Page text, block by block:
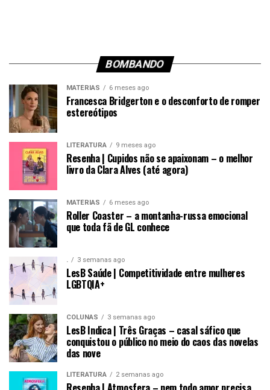
BOMBANDO
MATÉRIAS 6 meses ago
Francesca Bridgerton e o desconforto de romper
estereótipos
LITERATURA 9 meses ago
Resenha | Cupidos não se apaixonam – o melhor
livro da Clara Alves (até agora)
MATÉRIAS 6 meses ago
Roller Coaster – a montanha-russa emocional
que toda fã de GL conhece
. 3 semanas ago
LesB Saúde | Competitividade entre mulheres
LGBTQIA+
COLUNAS 3 semanas ago
LesB Indica | Três Graças – casal sáfico que
conquistou o público no meio do caos das novelas
das nove
LITERATURA 2 semanas ago